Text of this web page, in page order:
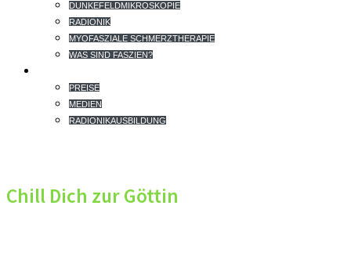
DUNKEFELDMIKROSKOPIE
RADIONIK
MYOFASZIALE SCHMERZTHERAPIE
WAS SIND FASZIEN?
PREISE
MEDIEN
RADIONIKAUSBILDUNG
Chill Dich zur Göttin